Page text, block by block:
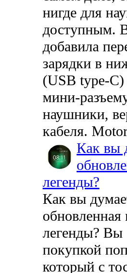
нигде для
доступным.
добавила
зарядки в
(USB type-
мини-
наушники,
кабеля.
Как вы
легенды?
Как вы
легенды? Вы
покупкой
который с